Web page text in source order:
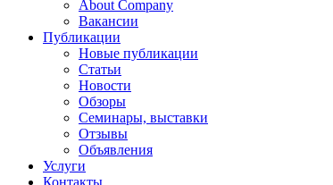
About Company
Вакансии
Публикации
Новые публикации
Статьи
Новости
Обзоры
Семинары, выставки
Отзывы
Объявления
Услуги
Контакты